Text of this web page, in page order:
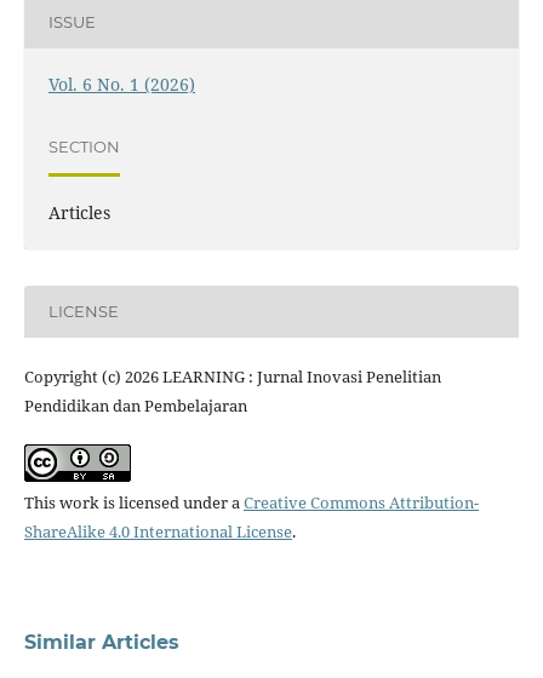
ISSUE
Vol. 6 No. 1 (2026)
SECTION
Articles
LICENSE
Copyright (c) 2026 LEARNING : Jurnal Inovasi Penelitian
Pendidikan dan Pembelajaran
This work is licensed under aCreative Commons Attribution-
ShareAlike 4.0 International License.
Similar Articles